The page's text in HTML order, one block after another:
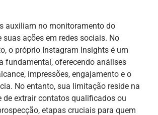
auxiliam no monitoramento do
suas ações em redes sociais. No
o próprio Instagram Insights é um
fundamental, oferecendo análises
impressões, engajamento e o
No entanto, sua limitação reside na
de extrair contatos qualificados ou
etapas cruciais para quem